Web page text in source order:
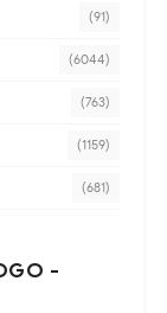
(91)
(6044)
(763)
(1159)
(681)
-